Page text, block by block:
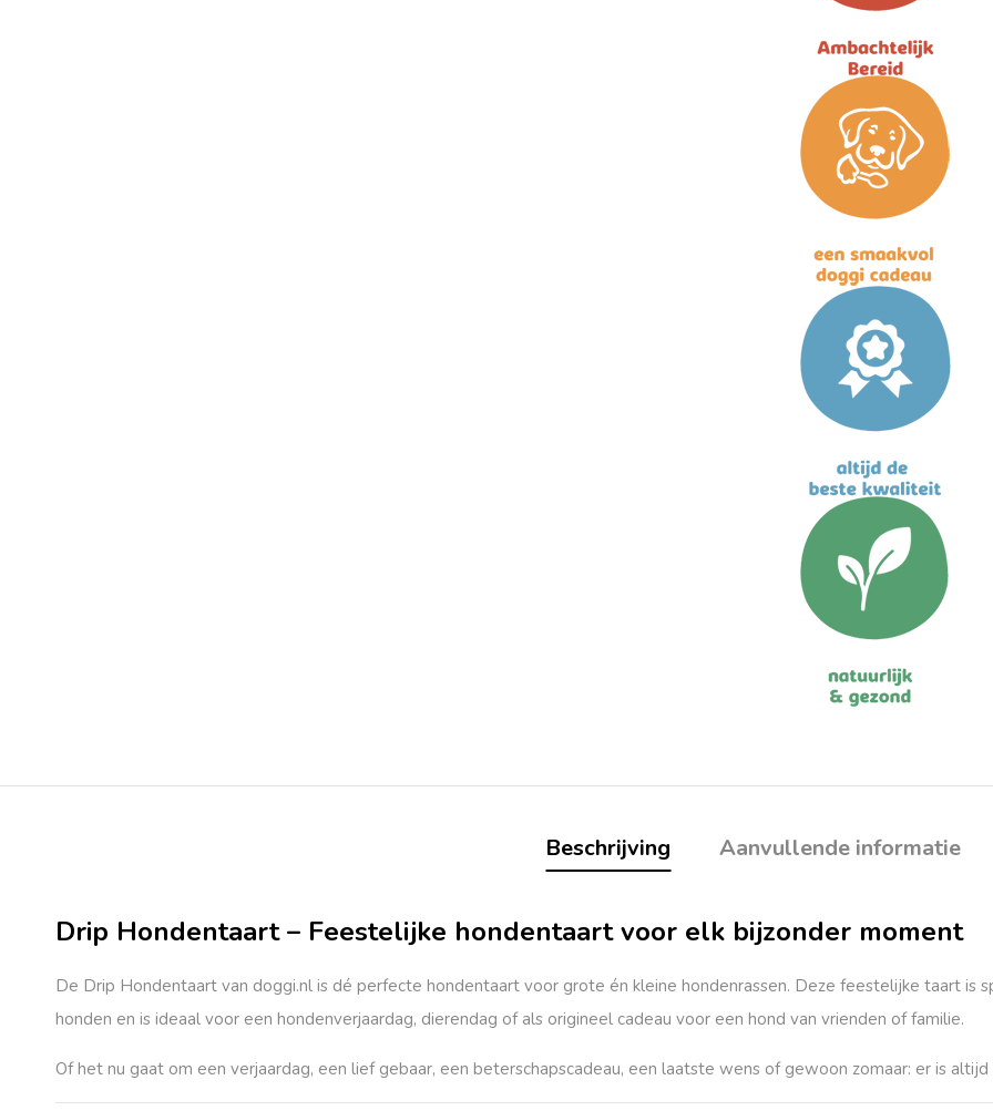
Beschrijving Aanvullende informatie
Drip Hondentaart – Feestelijke hondentaart voor elk bijzonder moment
De Drip Hondentaart van doggi.nl is dé perfecte hondentaart voor grote én kleine hondenrassen. Deze feestelijke taart is
honden en is ideaal voor een hondenverjaardag, dierendag of als origineel cadeau voor een hond van vrienden of familie.
Of het nu gaat om een verjaardag, een lief gebaar, een beterschapscadeau, een laatste wens of gewoon zomaar: er is